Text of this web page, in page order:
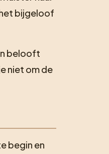
bijgeloof
belooft
niet om de
begin en